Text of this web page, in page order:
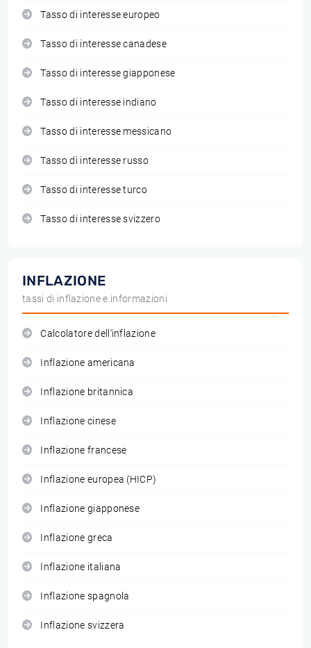
Tasso di interesse europeo
Tasso di interesse canadese
Tasso di interesse giapponese
Tasso di interesse indiano
Tasso di interesse messicano
Tasso di interesse russo
Tasso di interesse turco
Tasso di interesse svizzero
INFLAZIONE
tassi di inflazione e informazioni
Calcolatore dell'inflazione
Inflazione americana
Inflazione britannica
Inflazione cinese
Inflazione francese
Inflazione europea (HICP)
Inflazione giapponese
Inflazione greca
Inflazione italiana
Inflazione spagnola
Inflazione svizzera